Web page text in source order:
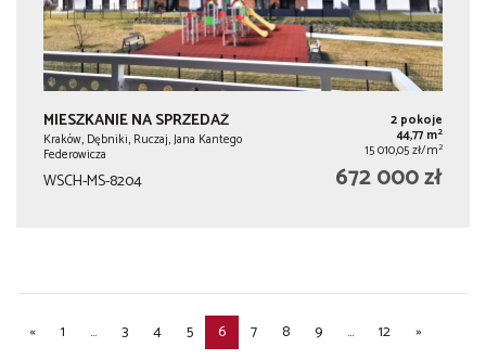
MIESZKANIE NA SPRZEDAŻ
Kraków, Dębniki, Ruczaj, Jana Kantego
Federowicza
2 pokoje
44,77 m2
15 010,05 zł/m2
WSCH-MS-8204 672 000 zł
« 1 ... 3 4 5 6 7 8 9 ... 12 »